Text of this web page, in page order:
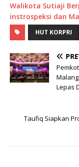
Walikota Sutiaji
instrospeksi dan
HUT KORPRI
Lepas
Taufiq Siapkan